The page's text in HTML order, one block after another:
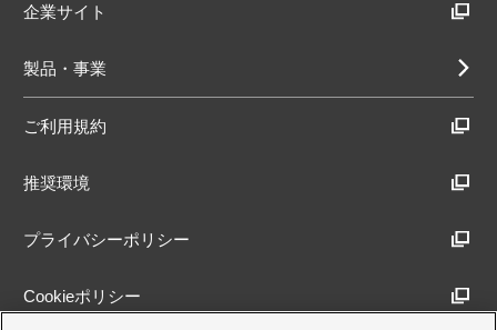
企業サイト
製品・事業
ご利用規約
推奨環境
プライバシーポリシー
Cookieポリシー